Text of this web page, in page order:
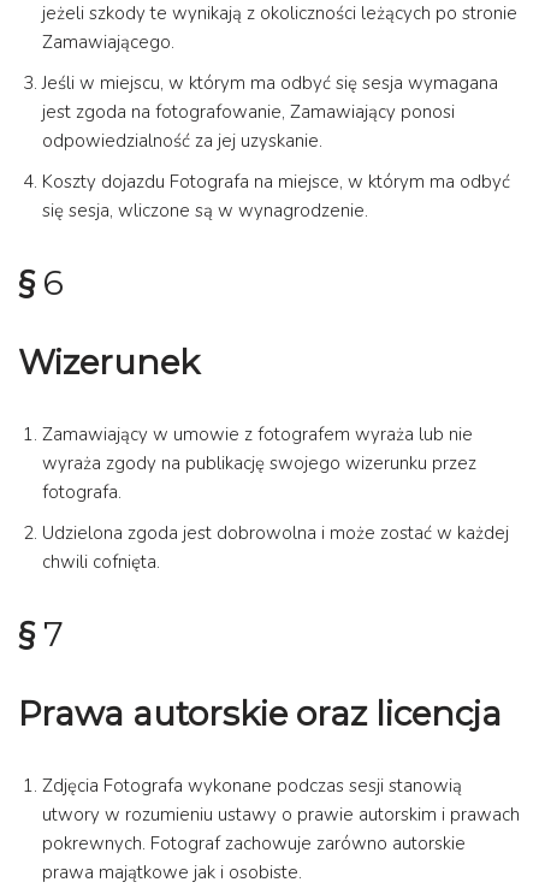
jeżeli szkody te wynikają z okoliczności leżących po stronie
Zamawiającego.
Jeśli w miejscu, w którym ma odbyć się sesja wymagana
jest zgoda na fotografowanie, Zamawiający ponosi
odpowiedzialność za jej uzyskanie.
Koszty dojazdu Fotografa na miejsce, w którym ma odbyć
się sesja, wliczone są w wynagrodzenie.
§ 6
Wizerunek
Zamawiający w umowie z fotografem wyraża lub nie
wyraża zgody na publikację swojego wizerunku przez
fotografa.
Udzielona zgoda jest dobrowolna i może zostać w każdej
chwili cofnięta.
§ 7
Prawa autorskie oraz licencja
Zdjęcia Fotografa wykonane podczas sesji stanowią
utwory w rozumieniu ustawy o prawie autorskim i prawach
pokrewnych. Fotograf zachowuje zarówno autorskie
prawa majątkowe jak i osobiste.